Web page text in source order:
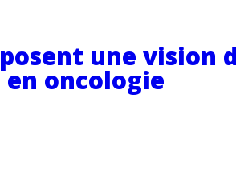
une vision
oncologie